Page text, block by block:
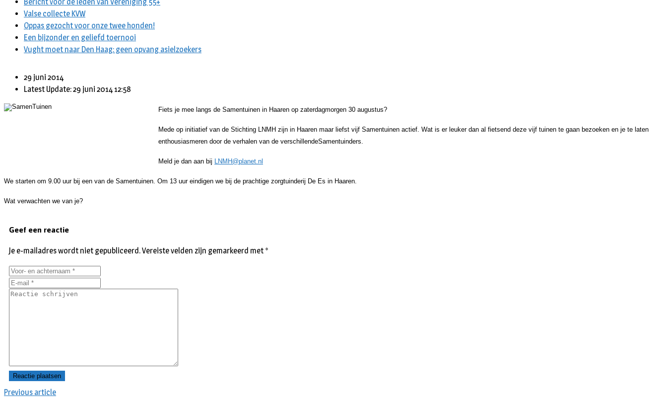
Valse collecte KVW
Oppas gezocht voor onze twee honden!
Een bijzonder en geliefd toernooi
Vught moet naar Den Haag: geen opvang asielzoekers
29 juni 2014
Latest Update: 29 juni 2014 12:58
Fiets je mee langs de Samentuinen in Haaren op zaterdagmorgen 30 augustus?
Mede op initiatief van de Stichting LNMH zijn in Haaren maar liefst vijf Samentuinen actief. Wat is er leuker dan al fietsend deze vijf tuinen te gaan bezoeken en je te laten
enthousiasmeren door de verhalen van de verschillendeSamentuinders.
Meld je dan aan bij LNMH@planet.nl
We starten om 9.00 uur bij een van de Samentuinen. Om 13 uur eindigen we bij de prachtige zorgtuinderij De Es in Haaren.
Wat verwachten we van je?
Previous article
Geef een reactie
Je e-mailadres wordt niet gepubliceerd.Vereiste velden zijn gemarkeerd met *